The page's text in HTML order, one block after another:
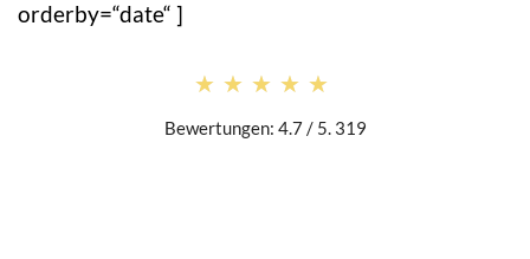
orderby=“date“ ]
★★★★★
★★★★★
Bewertungen: 4.7 / 5. 319